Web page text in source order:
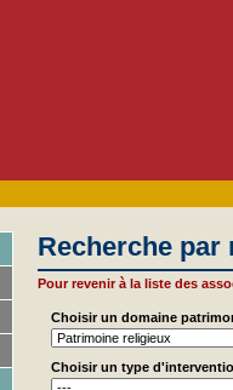
Recherche par
Pour revenir à la liste des
Choisir un domaine
Choisir un type